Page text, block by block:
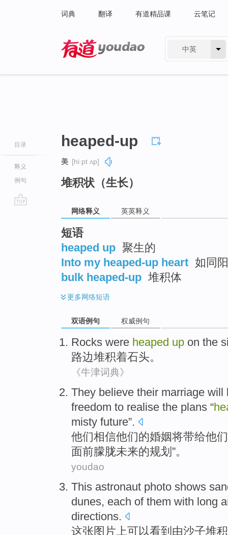
词典 翻译 有道精品课 云笔记
中英
目录
释义
例句
heaped-up
美 [hiːpt ʌp]
堆积状（生长）
网络释义 英英释义
短语
heaped up 聚生的
Into my heaped-up heart 如同
bulk heaped-up 堆积体
更多网络短语
双语例句 权威例句
Rocks were heaped up on the
路边堆积着石头。
《牛津词典》
They believe their marriage will
freedom to realise the plans “
misty future”.
他们相信他们的婚姻将带给他们
面前朦胧未来的规划 ”。
youdao
This astronaut photo shows
dunes, each ofthem with long
directions.
这张图片 上可以看到由沙子堆积